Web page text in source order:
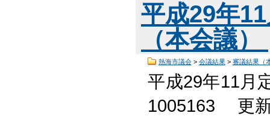
平成29年
（本会議）
熱海市議会> 会議結果> 審議結果（
平成29年11月
1005163 更